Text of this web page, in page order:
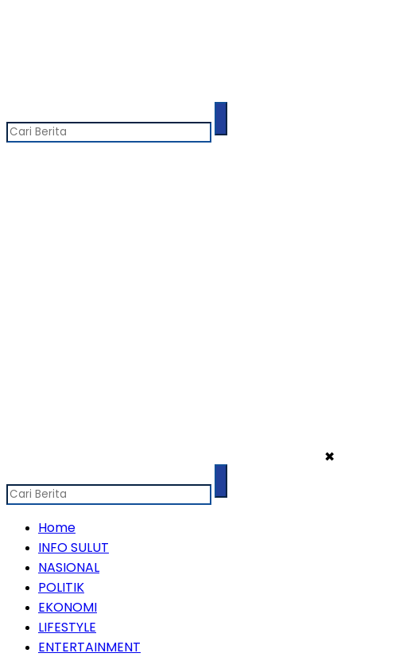
✖
Home
INFO SULUT
NASIONAL
POLITIK
EKONOMI
LIFESTYLE
ENTERTAINMENT